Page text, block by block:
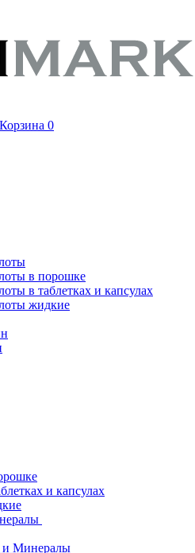
Корзина 0
в порошке
в таблетках и капсулах
жидкие
и капсулах
Минералы